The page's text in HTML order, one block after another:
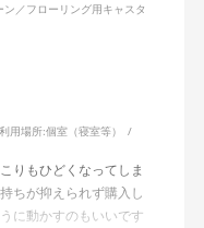
／フローリング用キャスタ
用場所:個室（寝室等）
りもひどくなってしま
ちが抑えられず購入し
に動かすのもいいです